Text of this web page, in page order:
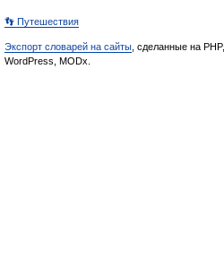
👣 Путешествия
Экспорт словарей на сайты , сделанные на PHP,
WordPress, MODx.